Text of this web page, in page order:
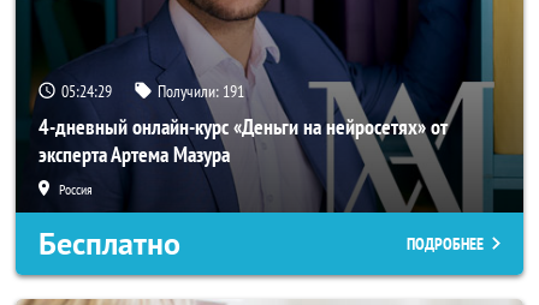
05:24:25 Получили: 191
4-дневный онлайн-курс «Деньги на нейросетях» от
эксперта Артема Мазура
Россия
Бесплатно ПОДРОБНЕЕ